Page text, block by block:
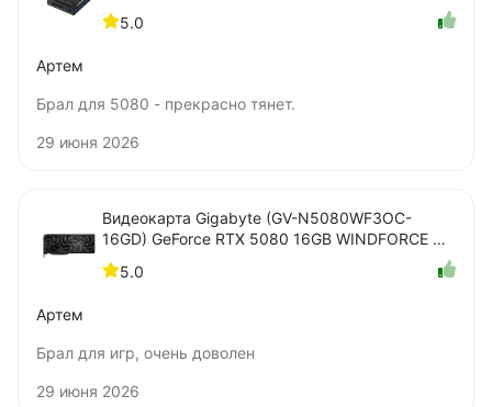
Details)
5.0
Артем
Брал для 5080 - прекрасно тянет.
29 июня 2026
Видеокарта Gigabyte (GV-N5080WF3OC-
16GD) GeForce RTX 5080 16GB WINDFORCE OC
SFF
5.0
Артем
Брал для игр, очень доволен
29 июня 2026